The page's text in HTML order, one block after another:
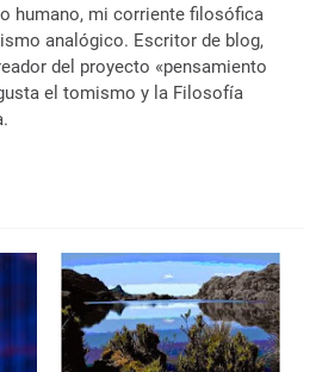
humano, mi corriente filosófica
analógico. Escritor de blog,
del proyecto «pensamiento
el tomismo y la Filosofía